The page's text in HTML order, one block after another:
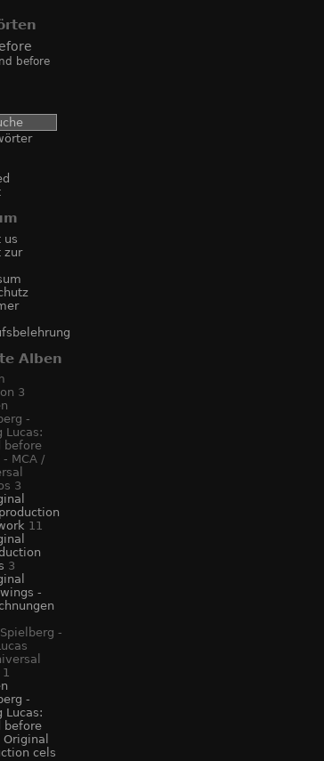
before
us
zur
Alben
3
-
Lucas:
before
MCA /
3
11
3
-
-
1
-
Lucas:
before
cels